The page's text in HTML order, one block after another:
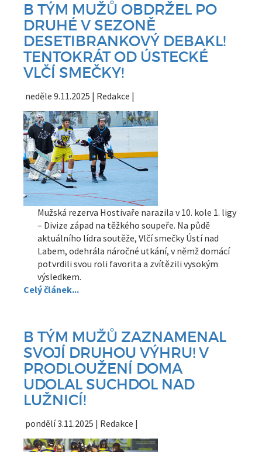
B TÝM MUŽŮ OBDRŽEL PO
DRUHÉ V SEZONĚ
DESETIBRANKOVÝ DEBAKL!
TENTOKRÁT OD ÚSTECKÉ
VLČÍ SMEČKY!
neděle 9.11.2025 | Redakce |
Mužská rezerva Hostivaře narazila v 10. kole 1. ligy
– Divize západ na těžkého soupeře. Na půdě
aktuálního lídra soutěže, Vlčí smečky Ústí nad
Labem, odehrála náročné utkání, v němž domácí
potvrdili svou roli favorita a zvítězili vysokým
výsledkem.
Celý článek...
B TÝM MUŽŮ ZAZNAMENAL
SVOJÍ DRUHOU VÝHRU! V
PRODLOUŽENÍ DOMA
UDOLAL SUCHDOL NAD
LUŽNICÍ!
pondělí 3.11.2025 | Redakce |